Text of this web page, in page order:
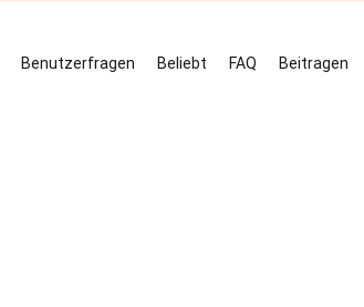
Benutzerfragen Beliebt FAQ Beitragen